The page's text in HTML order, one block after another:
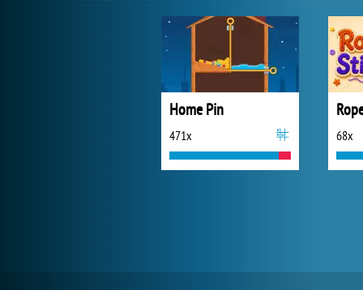
Home Pin
471x 68x